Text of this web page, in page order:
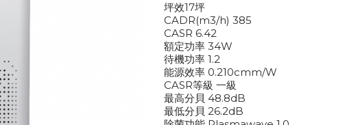
坪效17坪
CADR(m3/h) 385
CASR 6.42
額定功率 34W
待機功率 1.2
能源效率 0.210cmm/W
CASR等級 一級
最高分貝 48.8dB
最低分貝 26.2dB